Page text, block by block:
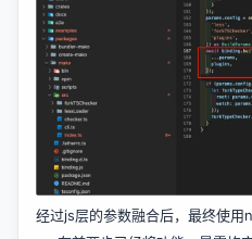
经过js层的参数融合后，最终使用